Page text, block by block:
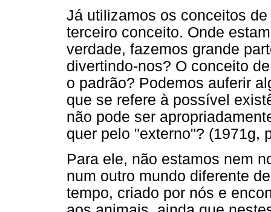
Já utilizamos os conceitos
terceiro conceito. Onde
verdade, fazemos grande
divertindo-nos? O conceito
o padrão? Podemos auferir
que se refere à possível
não pode ser
quer pelo "externo"? (1971g,
Para ele, não estamos nem
num outro mundo diferente
tempo, criado por nós e